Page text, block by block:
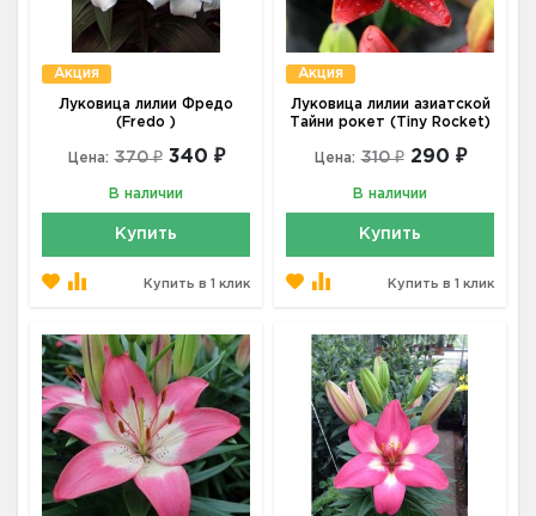
Акция
Луковица лилии Фредо
(Fredo )
Цена: 370 ₽ 340 ₽
В наличии
Купить
Купить в 1 клик
Акция
Луковица лилии азиатской
Тайни рокет (Tiny Rocket)
Цена: 310 ₽ 290 ₽
В наличии
Купить
Купить в 1 клик